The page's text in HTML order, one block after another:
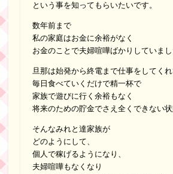
という事を知ってもらいたいです。
数年前まで
私の家庭はお金に余裕がなく
お金のことで夫婦喧嘩ばかりしていまし
旦那は始発から終電まで仕事をしてく
毎日食べていくだけで精一杯で
家族で遊びに行く余裕もなく
将来のための貯金でさえ全くできない状
そんなみれと達家族が
どのようにして、
個人で稼げるようになり、
夫婦喧嘩もなくなり